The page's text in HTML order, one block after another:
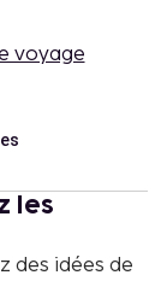
voyage
les
des idées de